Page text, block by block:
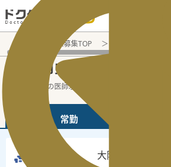
医師転職・求人募集TOP
大阪府羽曳野市
大阪府の常勤の医師求人の検索結果です。
常勤
大阪府